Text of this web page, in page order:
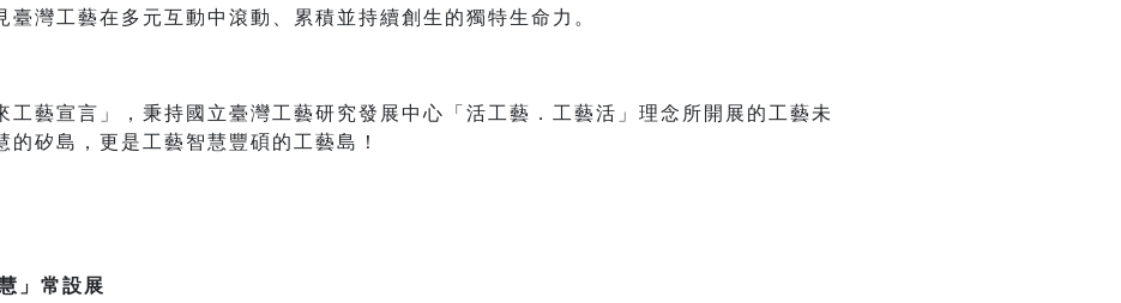
臺灣工藝在多元互動中滾動、累積並持續創生的獨特生命力。
工藝宣言」，秉持國立臺灣工藝研究發展中心「活工藝．工藝活」理念所開展的工藝未
的矽島，更是工藝智慧豐碩的工藝島！
」常設展